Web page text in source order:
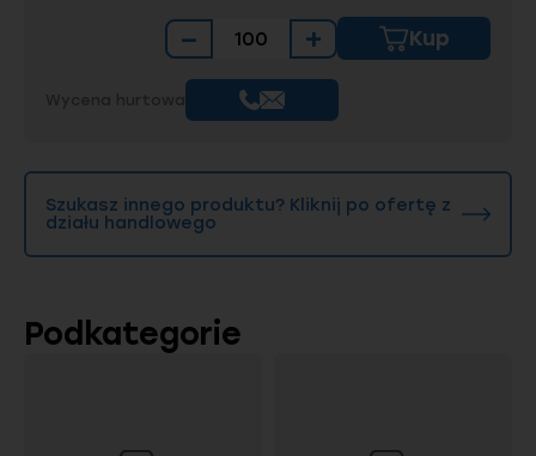
− + Kup
Szukasz innego produktu? Kliknij po ofertę z
działu handlowego
Podkategorie